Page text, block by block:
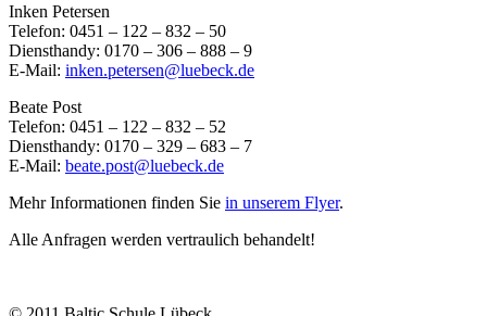
Inken Petersen
Telefon: 0451 – 122 – 832 – 50
Diensthandy: 0170 – 306 – 888 – 9
E-Mail: inken.petersen@luebeck.de
Beate Post
Telefon: 0451 – 122 – 832 – 52
Diensthandy: 0170 – 329 – 683 – 7
E-Mail: beate.post@luebeck.de
Mehr Informationen finden Sie in unserem Flyer.
Alle Anfragen werden vertraulich behandelt!